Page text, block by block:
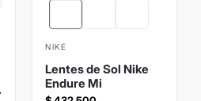
NIKE
Lentes de Sol Nike
Endure Mi